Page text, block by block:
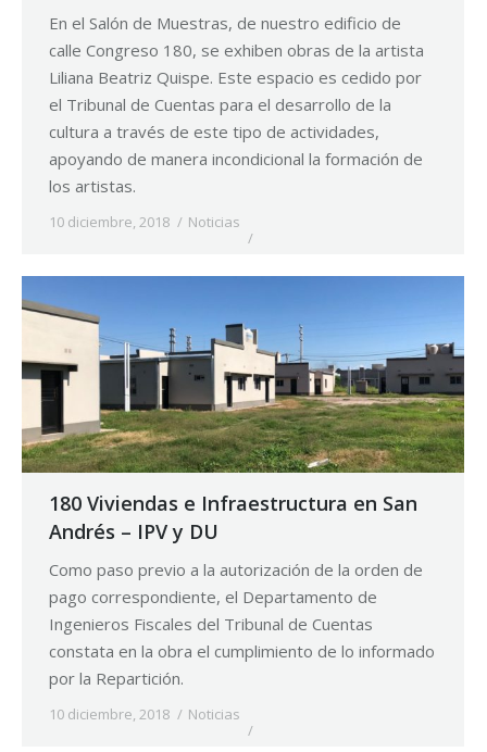
En el Salón de Muestras, de nuestro edificio de
calle Congreso 180, se exhiben obras de la artista
Liliana Beatriz Quispe. Este espacio es cedido por
el Tribunal de Cuentas para el desarrollo de la
cultura a través de este tipo de actividades,
apoyando de manera incondicional la formación de
los artistas.
10 diciembre, 2018 Noticias
180 Viviendas e Infraestructura en San
Andrés – IPV y DU
Como paso previo a la autorización de la orden de
pago correspondiente, el Departamento de
Ingenieros Fiscales del Tribunal de Cuentas
constata en la obra el cumplimiento de lo informado
por la Repartición.
10 diciembre, 2018 Noticias